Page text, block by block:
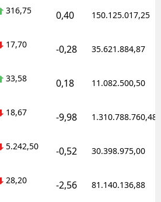
316,75 0,40 150.125.017,25
17,70 -0,28 35.621.884,87
33,58 0,18 11.082.500,50
18,67 -9,98 1.310.788.760,48
5.242,50 -0,52 30.398.975,00
28,20 -2,56 81.140.136,88